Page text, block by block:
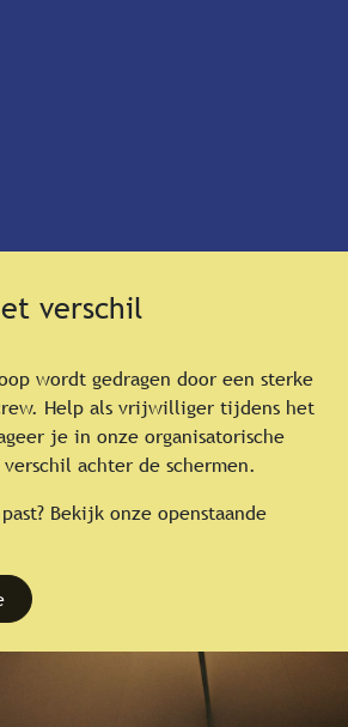
verschil
wordt gedragen door een sterke
Help als vrijwilliger tijdens het
je in onze organisatorische
achter de schermen.
Bekijk onze openstaande